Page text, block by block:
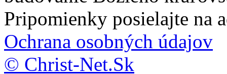
Pripomienky posielajte na
Ochrana osobných údajov
© Christ-Net.Sk